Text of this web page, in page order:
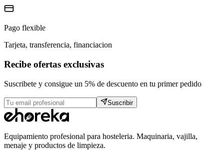
Pago flexible
Tarjeta, transferencia, financiacion
Recibe ofertas exclusivas
Suscribete y consigue un 5% de descuento en tu primer pedido
Suscribir
Equipamiento profesional para hosteleria. Maquinaria, vajilla,
menaje y productos de limpieza.